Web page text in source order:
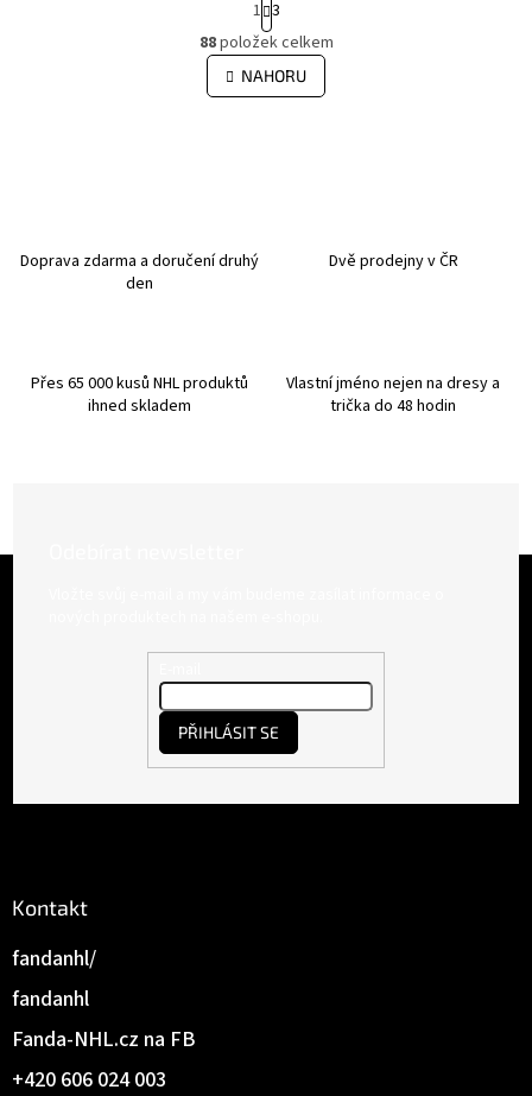
O
v
l
á
t
r
á
n
k
1 3
88položek celkem
NAHORU
Doprava zdarma a doručení druhý
den
Dvě prodejny v ČR
Přes 65 000 kusů NHL produktů
ihned skladem
Vlastní jméno nejen na dresy a
trička do 48 hodin
Kontakt
+420 606 024 003
Fanda-NHL.cz na FB
fandanhl
fandanhl/
PŘIHLÁSIT SE